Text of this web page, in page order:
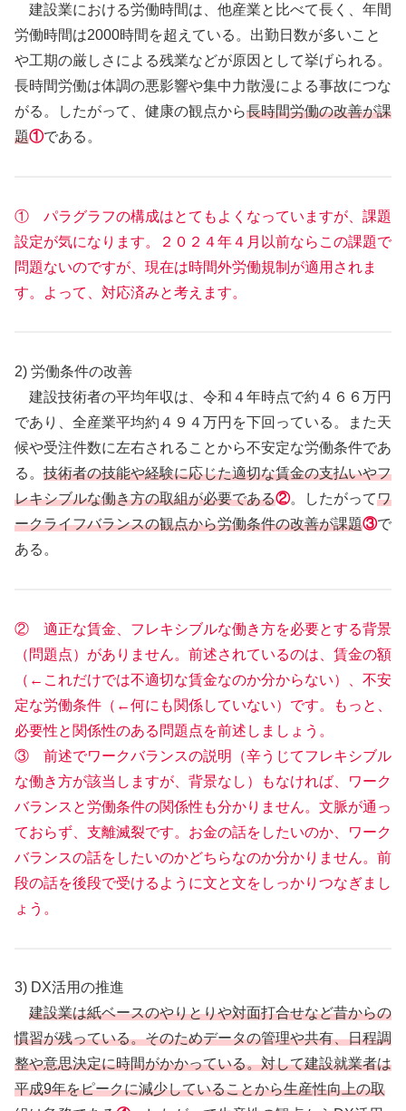
建設業における労働時間は、他産業と比べて長く、年間
労働時間は2000時間を超えている。出勤日数が多いこと
や工期の厳しさによる残業などが原因として挙げられる。
長時間労働は体調の悪影響や集中力散漫による事故につな
がる。したがって、健康の観点から長時間労働の改善が課
題①である。
① パラグラフの構成はとてもよくなっていますが、課題
設定が気になります。２０２４年４月以前ならこの課題で
問題ないのですが、現在は時間外労働規制が適用されま
す。よって、対応済みと考えます。
2) 労働条件の改善
建設技術者の平均年収は、令和４年時点で約４６６万円
であり、全産業平均約４９４万円を下回っている。また天
候や受注件数に左右されることから不安定な労働条件であ
る。 技術者の技能や経験に応じた適切な賃金の支払いやフ
レキシブルな働き方の取組が必要である②。したがってワ
ークライフバランスの観点から労働条件の改善が課題③で
ある。
② 適正な賃金、フレキシブルな働き方を必要とする背景
（問題点）がありません。前述されているのは、賃金の額
（←これだけでは不適切な賃金なのか分からない）、不安
定な労働条件（←何にも関係していない）です。もっと、
必要性と関係性のある問題点を前述しましょう。
③ 前述でワークバランスの説明（辛うじてフレキシブル
な働き方が該当しますが、背景なし）もなければ、ワーク
バランスと労働条件の関係性も分かりません。文脈が通っ
ておらず、支離滅裂です。お金の話をしたいのか、ワーク
バランスの話をしたいのかどちらなのか分かりません。前
段の話を後段で受けるように文と文をしっかりつなぎまし
ょう。
3) DX活用の推進
建設業は紙ベースのやりとりや対面打合せなど昔からの
慣習が残っている。そのためデータの管理や共有、日程調
整や意思決定に時間がかかっている。対して建設就業者は
平成9年をピークに減少していることから生産性向上の取